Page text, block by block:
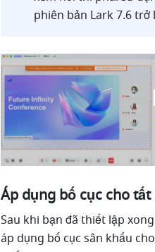
phiên bản Lark 7.6 trở
Áp dụng bố cục cho
Sau khi bạn đã thiết lập
áp dụng bố cục sân khấu